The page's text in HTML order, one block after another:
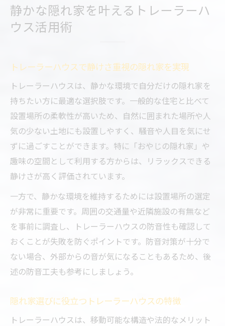
策の工夫
後悔しないトレーラーハウス隠れ家作りの
おやじの隠れ家作りに最適なトレーラーハウス
おやじの隠れ家に選ばれるトレーラーハウ
スの理由
トレーラーハウスとログハウスの魅力を徹
底比較
中古トレーラーハウスで叶える趣味空間づ
くり
トレーラーハウス居住用としての快適性と
使い方
おやじの隠れ家に最適なトレーラーハウス
選びのコツ
後悔しないトレーラーハウス選びのコツ伝授
トレーラーハウス選びで失敗しないための
価格や後悔ポイントから選ぶ隠れ家用トレ
ーラーハウス
静かな隠れ家を叶えるトレーラーハ
ウス活用術
トレーラーハウスで静けさ重視の隠れ家を実現
トレーラーハウスは、静かな環境で自分だけの隠れ家を
持ちたい方に最適な選択肢です。一般的な住宅と比べて
設置場所の柔軟性が高いため、自然に囲まれた場所や人
気の少ない土地にも設置しやすく、騒音や人目を気にせ
ずに過ごすことができます。特に「おやじの隠れ家」や
趣味の空間として利用する方からは、リラックスできる
静けさが高く評価されています。
一方で、静かな環境を維持するためには設置場所の選定
が非常に重要です。周囲の交通量や近隣施設の有無など
を事前に調査し、トレーラーハウスの防音性も確認して
おくことが失敗を防ぐポイントです。防音対策が十分で
ない場合、外部からの音が気になることもあるため、後
述の防音工夫も参考にしましょう。
隠れ家選びに役立つトレーラーハウスの特徴
トレーラーハウスは、移動可能な構造や法的なメリット